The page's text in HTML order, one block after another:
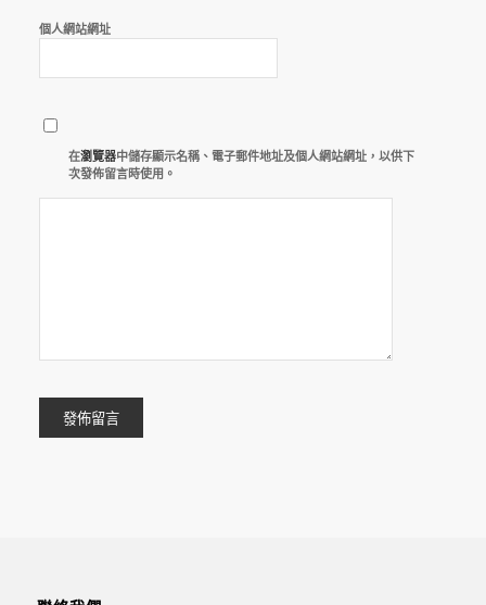
個人網站網址
在瀏覽器中儲存顯示名稱、電子郵件地址及個人網站網址，以供下
次發佈留言時使用。